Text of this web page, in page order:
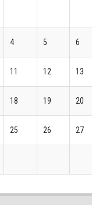
4 5 6
11 12 13
18 19 20
25 26 27